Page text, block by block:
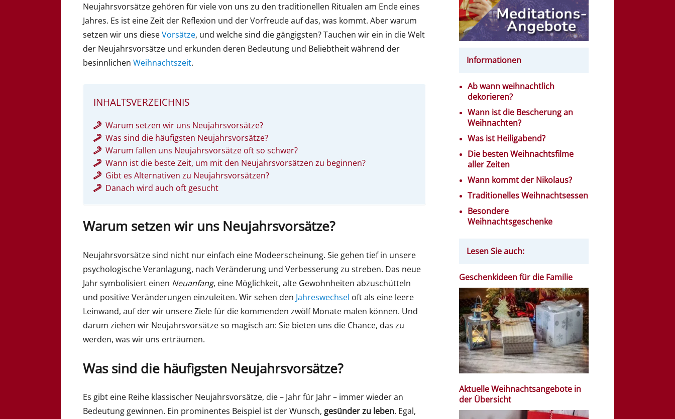
Neujahrsvorsätze gehören für viele von uns zu den traditionellen Ritualen am Ende eines
Jahres. Es ist eine Zeit der Reflexion und der Vorfreude auf das, was kommt. Aber warum
setzen wir uns dieseVorsätze, und welche sind die gängigsten? Tauchen wir ein in die Welt
der Neujahrsvorsätze und erkunden deren Bedeutung und Beliebtheit während der
besinnlichenWeihnachtszeit.
INHALTSVERZEICHNIS
Warum setzen wir uns Neujahrsvorsätze?
Was sind die häufigsten Neujahrsvorsätze?
Warum fallen uns Neujahrsvorsätze oft so schwer?
Wann ist die beste Zeit, um mit den Neujahrsvorsätzen zu beginnen?
Gibt es Alternativen zu Neujahrsvorsätzen?
Danach wird auch oft gesucht
Warum setzen wir uns Neujahrsvorsätze?
Neujahrsvorsätze sind nicht nur einfach eine Modeerscheinung. Sie gehen tief in unsere
psychologische Veranlagung, nach Veränderung und Verbesserung zu streben. Das neue
Jahr symbolisiert einen Neuanfang, eine Möglichkeit, alte Gewohnheiten abzuschütteln
und positive Veränderungen einzuleiten. Wir sehen den Jahreswechsel oft als eine leere
Leinwand, auf der wir unsere Ziele für die kommenden zwölf Monate malen können. Und
darum ziehen wir Neujahrsvorsätze so magisch an: Sie bieten uns die Chance, das zu
werden, was wir uns erträumen.
Was sind die häufigsten Neujahrsvorsätze?
Es gibt eine Reihe klassischer Neujahrsvorsätze, die – Jahr für Jahr – immer wieder an
Bedeutung gewinnen. Ein prominentes Beispiel ist der Wunsch, gesünder zu leben. Egal,
Informationen
Ab wann weihnachtlich
dekorieren?
Wann ist die Bescherung an
Weihnachten?
Was ist Heiligabend?
Die besten Weihnachtsfilme
aller Zeiten
Wann kommt der Nikolaus?
Traditionelles Weihnachtsessen
Besondere
Weihnachtsgeschenke
Lesen Sie auch:
Geschenkideen für die Familie
Aktuelle Weihnachtsangebote in
der Übersicht